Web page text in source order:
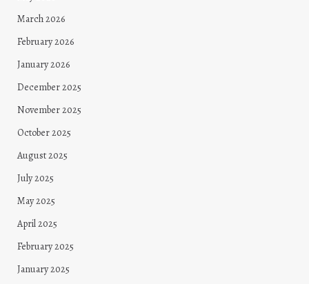
March 2026
February 2026
January 2026
December 2025
November 2025
October 2025
August 2025
July 2025
May 2025
April 2025
February 2025
January 2025